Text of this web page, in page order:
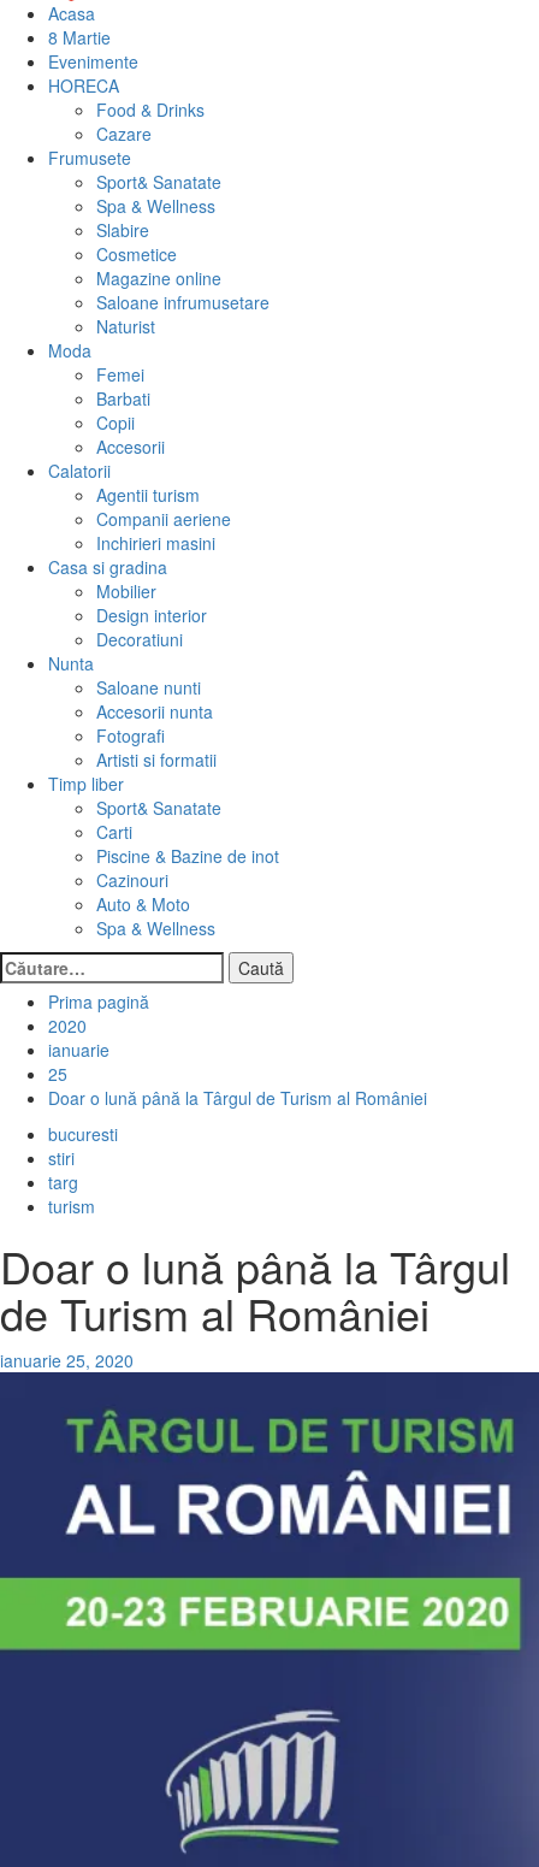
Acasa
8 Martie
Evenimente
HORECA
Food & Drinks
Cazare
Frumusete
Sport& Sanatate
Spa & Wellness
Slabire
Cosmetice
Magazine online
Saloane infrumusetare
Naturist
Moda
Femei
Barbati
Copii
Accesorii
Calatorii
Agentii turism
Companii aeriene
Inchirieri masini
Casa si gradina
Mobilier
Design interior
Decoratiuni
Nunta
Saloane nunti
Accesorii nunta
Fotografi
Artisti si formatii
Timp liber
Sport& Sanatate
Carti
Piscine & Bazine de inot
Cazinouri
Auto & Moto
Spa & Wellness
Caută
după:
Prima pagină
2020
ianuarie
25
Doar o lună până la Târgul de Turism al României
bucuresti
stiri
targ
turism
Doar o lună până la Târgul
de Turism al României
ianuarie 25, 2020